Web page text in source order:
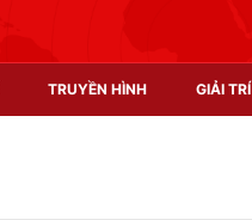
TRUYỀN HÌNH GIẢI TRÍ